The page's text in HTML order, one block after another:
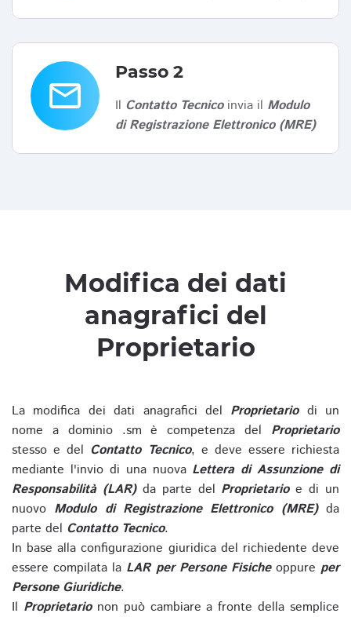
email
Passo 2
Il Contatto Tecnicoinvia il Modulo
di Registrazione Elettronico (MRE)
Modifica dei dati
anagrafici del
Proprietario
La modifica dei dati anagrafici del Proprietariodi un
nome a dominio .sm è competenza del Proprietario
stesso e del Contatto Tecnico, e deve essere richiesta
mediante l'invio di una nuova Lettera di Assunzione di
Responsabilità (LAR)da parte del Proprietarioe di un
nuovo Modulo di Registrazione Elettronico (MRE)da
parte del Contatto Tecnico.
In base alla configurazione giuridica del richiedente deve
essere compilata la LAR per Persone Fisicheoppure per
Persone Giuridiche.
Il Proprietarionon può cambiare a fronte della semplice